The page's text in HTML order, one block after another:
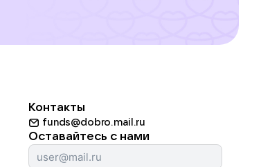
Контакты
funds@dobro.mail.ru
Оставайтесь с нами